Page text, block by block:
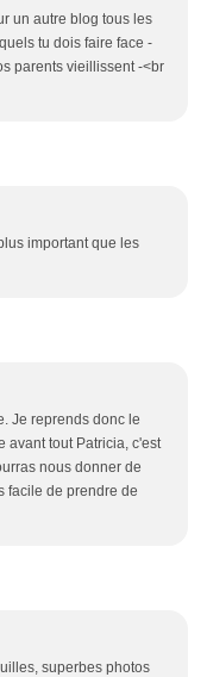
un autre blog tous les
tu dois faire face -
parents vieillissent -<br
important que les
Je reprends donc le
avant tout Patricia, c'est
nous donner de
facile de prendre de
superbes photos